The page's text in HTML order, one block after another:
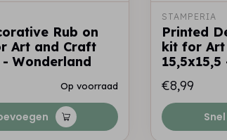
Rub on
Art and Craft
Wonderland
Op voorraad
STAMPERIA
Printed
kit for Art
€8,99